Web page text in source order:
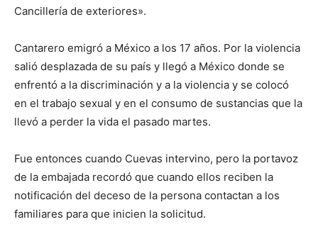
Cancillería de exteriores».
Cantarero emigró a México a los 17 años. Por la violencia
salió desplazada de su país y llegó a México donde se
enfrentó a la discriminación y a la violencia y se colocó
en el trabajo sexual y en el consumo de sustancias que la
llevó a perder la vida el pasado martes.
Fue entonces cuando Cuevas intervino, pero la portavoz
de la embajada recordó que cuando ellos reciben la
notificación del deceso de la persona contactan a los
familiares para que inicien la solicitud.